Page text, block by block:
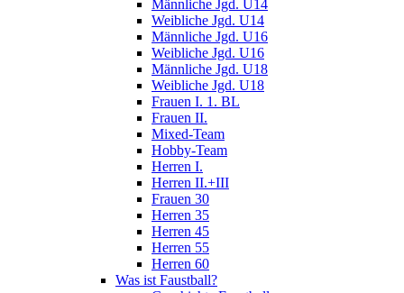
Männliche Jgd. U14
Weibliche Jgd. U14
Männliche Jgd. U16
Weibliche Jgd. U16
Männliche Jgd. U18
Weibliche Jgd. U18
Frauen I. 1. BL
Frauen II.
Mixed-Team
Hobby-Team
Herren I.
Herren II.+III
Frauen 30
Herren 35
Herren 45
Herren 55
Herren 60
Was ist Faustball?